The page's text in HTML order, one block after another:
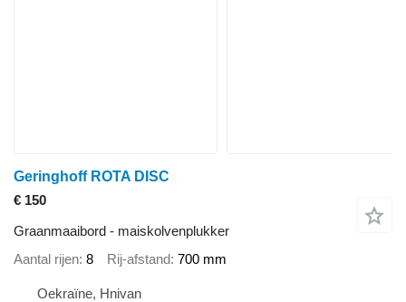
Geringhoff ROTA DISC
€ 150
Graanmaaibord - maiskolvenplukker
Aantal rijen 8 Rij-afstand 700 mm
Oekraïne, Hnivan